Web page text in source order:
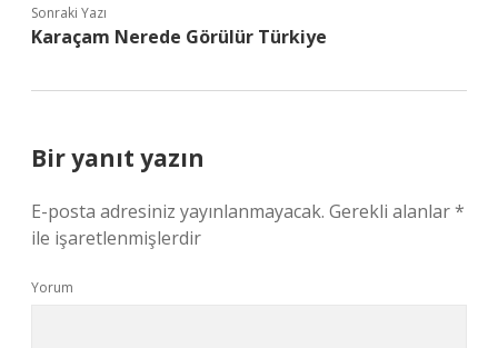
Sonraki Yazı
Karaçam Nerede Görülür Türkiye
Bir yanıt yazın
E-posta adresiniz yayınlanmayacak. Gerekli alanlar*
ile işaretlenmişlerdir
Yorum